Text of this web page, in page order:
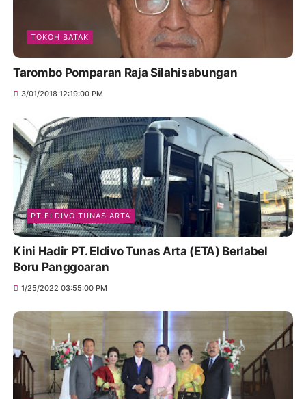
TOKOH BATAK
Tarombo Pomparan Raja Silahisabungan
3/01/2018 12:19:00 PM
PT ELDIVO TUNAS ARTA
Kini Hadir PT. Eldivo Tunas Arta (ETA) Berlabel
Boru Panggoaran
1/25/2022 03:55:00 PM